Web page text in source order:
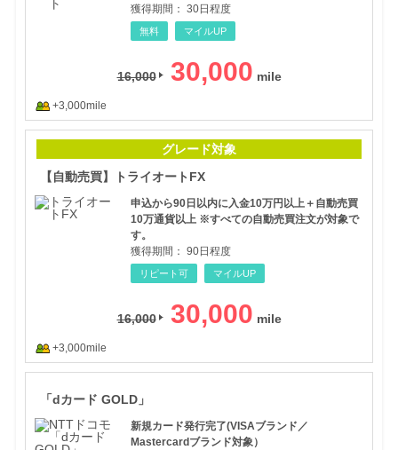
獲得期間： 30日程度
無料 マイルUP
16,000 30,000
+3,000mile
グレード対象
【自動売買】トライオートFX
申込から90日以内に入金10万円以上＋自動売買
10万通貨以上 ※すべての自動売買注文が対象で
す。
獲得期間： 90日程度
リピート可 マイルUP
16,000 30,000
+3,000mile
「dカード GOLD」
新規カード発行完了(VISAブランド／
Mastercardブランド対象）